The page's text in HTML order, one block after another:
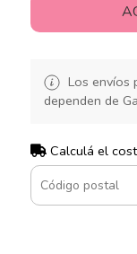
Los envíos
dependen de
Calculá el